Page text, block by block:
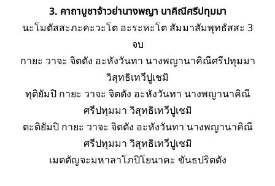
3. คาถาบูชาจ้าวย่านางพญา นาคิณีศรีปทุมมา
นะโมตัสสะภะคะวะโต อะระหะโต สัมมาสัมพุทธัสสะ 3
จบ
กายะ วาจะ จิตตัง อะหังวันทา นางพญานาคิณีศรีปทุมมา
วิสุทธิเทวีปูเชมิ
ทุติยัมปิ กายะ วาจะ จิตตัง อะหังวันทา นางพญานาคิณี
ศรีปทุมมา วิสุทธิเทวีปูเชมิ
ตะติยัมปิ กายะ วาจะ จิตตัง อะหังวันทา นางพญานาคิณี
ศรีปทุมมา วิสุทธิเทวีปูเชมิ
เมตตัญจะมหาลาโภปิโยนาคะ ขันธปริตตัง